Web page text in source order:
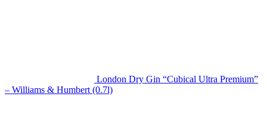
London Dry Gin “Cubical Ultra Premium”
– Williams & Humbert (0.7l)